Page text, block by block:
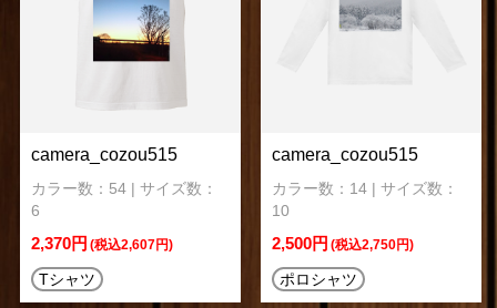
camera_cozou515
カラー数：54 | サイズ数：
6
2,370円 (税込2,607円)
Tシャツ
camera_cozou515
カラー数：14 | サイズ数：
10
2,500円 (税込2,750円)
ポロシャツ